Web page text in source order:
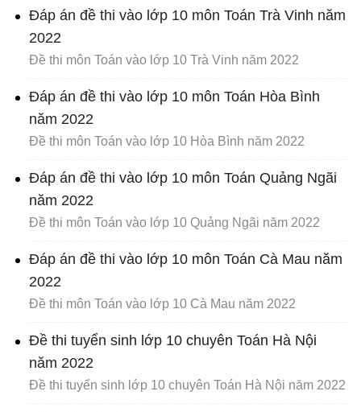
Đáp án đề thi vào lớp 10 môn Toán Trà Vinh năm
2022
Đề thi môn Toán vào lớp 10 Trà Vinh năm 2022
Đáp án đề thi vào lớp 10 môn Toán Hòa Bình
năm 2022
Đề thi môn Toán vào lớp 10 Hòa Bình năm 2022
Đáp án đề thi vào lớp 10 môn Toán Quảng Ngãi
năm 2022
Đề thi môn Toán vào lớp 10 Quảng Ngãi năm 2022
Đáp án đề thi vào lớp 10 môn Toán Cà Mau năm
2022
Đề thi môn Toán vào lớp 10 Cà Mau năm 2022
Đề thi tuyển sinh lớp 10 chuyên Toán Hà Nội
năm 2022
Đề thi tuyển sinh lớp 10 chuyên Toán Hà Nội năm 2022